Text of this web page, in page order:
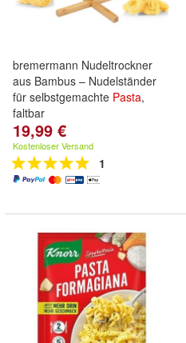
bremermann Nudeltrockner
aus Bambus – Nudelständer
für selbstgemachte Pasta,
faltbar
19,99 €
Kostenloser Versand
1